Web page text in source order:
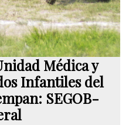
Médica y
Infantiles del
SEGOB-